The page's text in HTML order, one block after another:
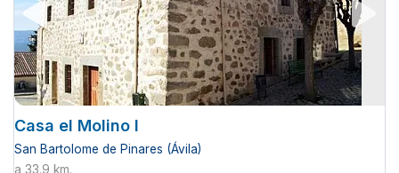
Casa el Molino I
San Bartolome de Pinares (Ávila)
a 33.9 km.